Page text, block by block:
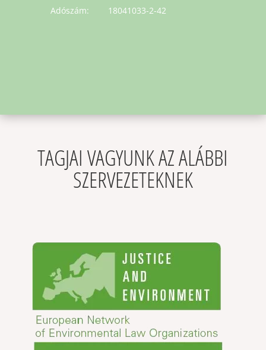
Adószám: 18041033-2-42
TAGJAI VAGYUNK AZ ALÁBBI
SZERVEZETEKNEK